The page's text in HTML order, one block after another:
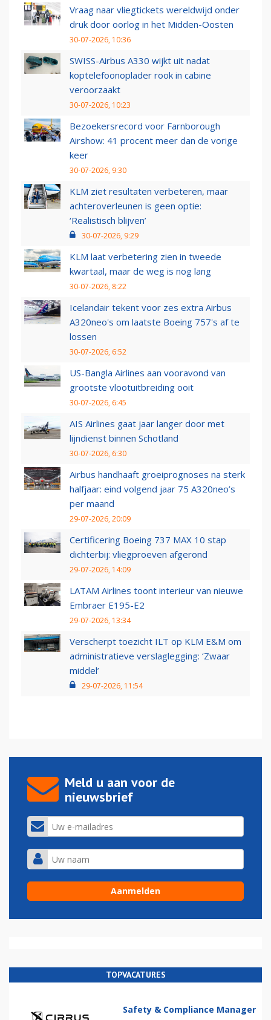
Vraag naar vliegtickets wereldwijd onder
druk door oorlog in het Midden-Oosten
30-07-2026, 10:36
SWISS-Airbus A330 wijkt uit nadat
koptelefoonoplader rook in cabine
veroorzaakt
30-07-2026, 10:23
Bezoekersrecord voor Farnborough
Airshow: 41 procent meer dan de vorige
keer
30-07-2026, 9:30
KLM ziet resultaten verbeteren, maar
achteroverleunen is geen optie:
‘Realistisch blijven’
30-07-2026, 9:29
KLM laat verbetering zien in tweede
kwartaal, maar de weg is nog lang
30-07-2026, 8:22
Icelandair tekent voor zes extra Airbus
A320neo's om laatste Boeing 757's af te
lossen
30-07-2026, 6:52
US-Bangla Airlines aan vooravond van
grootste vlootuitbreiding ooit
30-07-2026, 6:45
AIS Airlines gaat jaar langer door met
lijndienst binnen Schotland
30-07-2026, 6:30
Airbus handhaaft groeiprognoses na sterk
halfjaar: eind volgend jaar 75 A320neo’s
per maand
29-07-2026, 20:09
Certificering Boeing 737 MAX 10 stap
dichterbij: vliegproeven afgerond
29-07-2026, 14:09
LATAM Airlines toont interieur van nieuwe
Embraer E195-E2
29-07-2026, 13:34
Verscherpt toezicht ILT op KLM E&M om
administratieve verslaglegging: ‘Zwaar
middel’
29-07-2026, 11:54
Meld u aan voor de
nieuwsbrief
TOPVACATURES
Safety & Compliance Manager